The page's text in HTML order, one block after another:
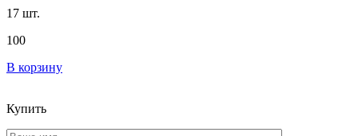
17 шт.
100
В корзину
Купить